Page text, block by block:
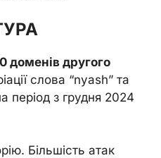
доменів другого
слова “nyash” та
період з грудня 2024
Більшість атак